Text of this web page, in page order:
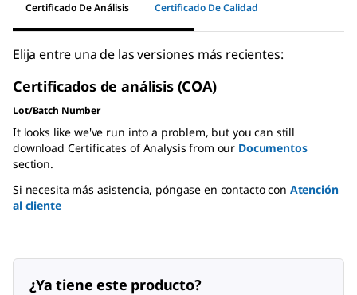
Certificado De Análisis Certificado De Calidad
Elija entre una de las versiones más recientes:
Certificados de análisis (COA)
Lot/Batch Number
It looks like we've run into a problem, but you can still
download Certificates of Analysis from our Documentos
section.
Si necesita más asistencia, póngase en contacto con Atención
al cliente
¿Ya tiene este producto?